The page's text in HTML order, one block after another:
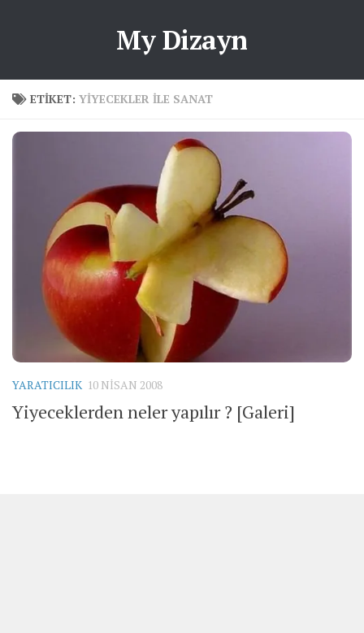
My Dizayn
ETIKET: YIYECEKLER ILE SANAT
YARATICILIK 10 NISAN 2008
Yiyeceklerden neler yapılır ? [Galeri]